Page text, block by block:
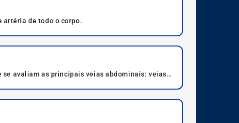
artéria de todo o corpo.
se avaliam as principais veias abdominais: veias